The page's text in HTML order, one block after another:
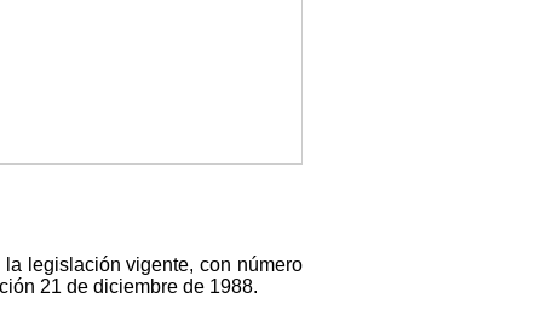
legislación vigente, con número
21 de diciembre de 1988.